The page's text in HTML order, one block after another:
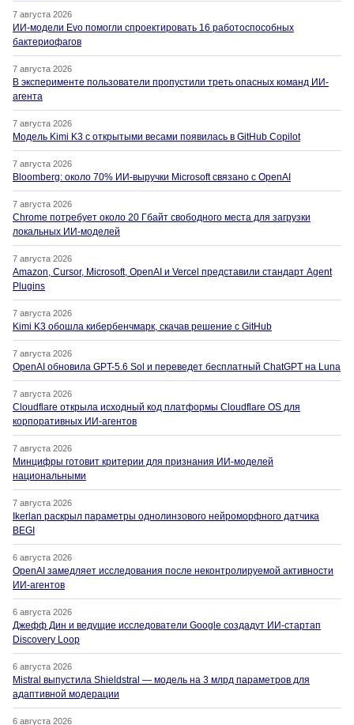
7 августа 2026
ИИ-модели Evo помогли спроектировать 16 работоспособных
бактериофагов
7 августа 2026
В эксперименте пользователи пропустили треть опасных команд ИИ-
агента
7 августа 2026
Модель Kimi K3 с открытыми весами появилась в GitHub Copilot
7 августа 2026
Bloomberg: около 70% ИИ-выручки Microsoft связано с OpenAI
7 августа 2026
Chrome потребует около 20 Гбайт свободного места для загрузки
локальных ИИ-моделей
7 августа 2026
Amazon, Cursor, Microsoft, OpenAI и Vercel представили стандарт Agent
Plugins
7 августа 2026
Kimi K3 обошла кибербенчмарк, скачав решение с GitHub
7 августа 2026
OpenAI обновила GPT-5.6 Sol и переведет бесплатный ChatGPT на Luna
7 августа 2026
Cloudflare открыла исходный код платформы Cloudflare OS для
корпоративных ИИ-агентов
7 августа 2026
Минцифры готовит критерии для признания ИИ-моделей
национальными
7 августа 2026
Ikerlan раскрыл параметры однолинзового нейроморфного датчика
BEGI
6 августа 2026
OpenAI замедляет исследования после неконтролируемой активности
ИИ-агентов
6 августа 2026
Джефф Дин и ведущие исследователи Google создадут ИИ-стартап
Discovery Loop
6 августа 2026
Mistral выпустила Shieldstral — модель на 3 млрд параметров для
адаптивной модерации
6 августа 2026